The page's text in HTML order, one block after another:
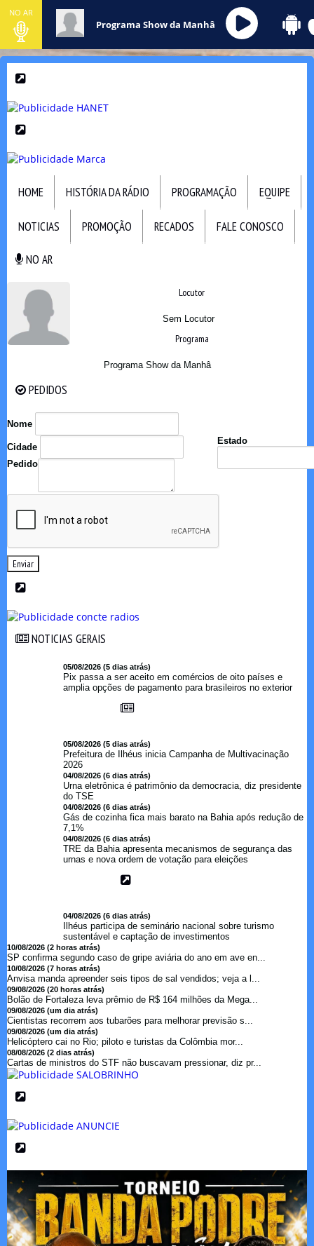
NO AR
Programa Show da Manhâ
HOME HISTÓRIA DA RÁDIO PROGRAMAÇÃO EQUIPE
NOTICIAS PROMOÇÃO RECADOS FALE CONOSCO
NO AR
Locutor
Sem Locutor
Programa
Programa Show da Manhâ
PEDIDOS
Nome
Cidade
Estado
Pedido
Enviar
NOTICIAS GERAIS
05/08/2026 (5 dias atrás)
Pix passa a ser aceito em comércios de oito países e
amplia opções de pagamento para brasileiros no exterior
05/08/2026 (5 dias atrás)
Prefeitura de Ilhéus inicia Campanha de Multivacinação
2026
04/08/2026 (6 dias atrás)
Urna eletrônica é patrimônio da democracia, diz presidente
do TSE
04/08/2026 (6 dias atrás)
Gás de cozinha fica mais barato na Bahia após redução de
7,1%
04/08/2026 (6 dias atrás)
TRE da Bahia apresenta mecanismos de segurança das
urnas e nova ordem de votação para eleições
04/08/2026 (6 dias atrás)
Ilhéus participa de seminário nacional sobre turismo
sustentável e captação de investimentos
10/08/2026 (2 horas atrás)
SP confirma segundo caso de gripe aviária do ano em ave en...
10/08/2026 (7 horas atrás)
Anvisa manda apreender seis tipos de sal vendidos; veja a l...
09/08/2026 (20 horas atrás)
Bolão de Fortaleza leva prêmio de R$ 164 milhões da Mega...
09/08/2026 (um dia atrás)
Cientistas recorrem aos tubarões para melhorar previsão s...
09/08/2026 (um dia atrás)
Helicóptero cai no Rio; piloto e turistas da Colômbia mor...
08/08/2026 (2 dias atrás)
Cartas de ministros do STF não buscavam pressionar, diz pr...